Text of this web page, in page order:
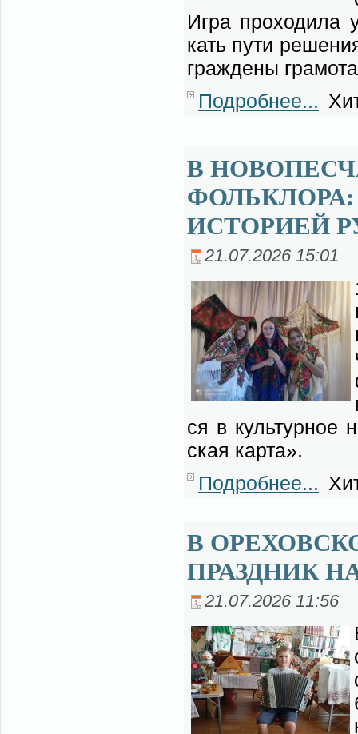
Иг­ра про­хо­ди­ла
кать пу­ти
граж­де­ны
Подробнее...
В
ИСТОРИЕЙ
21.07.2026 15:01
ся в куль­тур­ное
ская кар­та».
Подробнее...
В
ПРАЗДНИК
21.07.2026 11:56